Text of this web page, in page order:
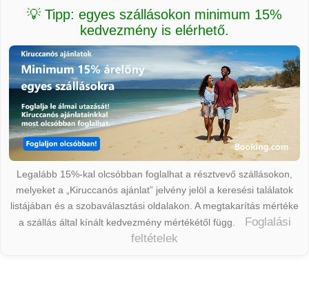
💡 Tipp: egyes szállásokon minimum 15%
kedvezmény is elérhető.
Legalább 15%-kal olcsóbban foglalhat a résztvevő szállásokon,
melyeket a „Kiruccanós ajánlat” jelvény jelöl a keresési találatok
listájában és a szobaválasztási oldalakon. A megtakarítás mértéke
a szállás által kínált kedvezmény mértékétől függ.
Foglalási
feltételek